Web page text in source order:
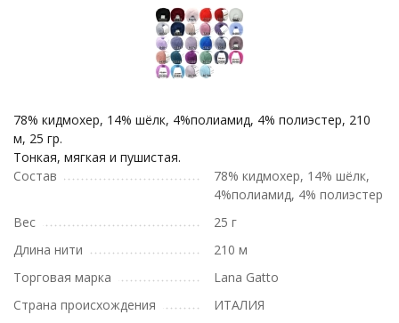
78% кидмохер, 14% шёлк, 4%полиамид, 4% полиэстер, 210
м, 25 гр.
Тонкая, мягкая и пушистая.
Состав
78% кидмохер, 14% шёлк,
4%полиамид, 4% полиэстер
Вес
25 г
Длина нити
210 м
Торговая марка
Lana Gatto
Страна происхождения
ИТАЛИЯ